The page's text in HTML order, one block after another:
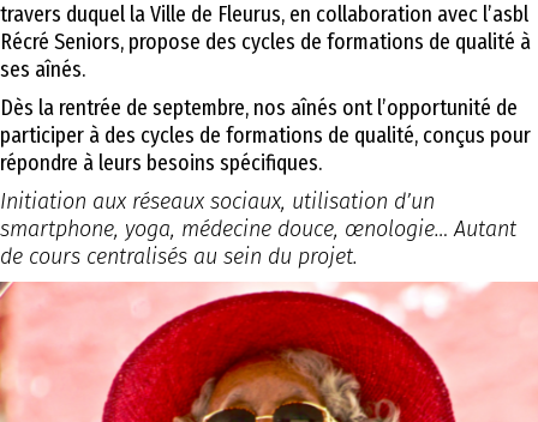
travers duquel la Ville de Fleurus, en collaboration avec l’asbl
Récré Seniors, propose des cycles de formations de qualité à
ses aînés.
Dès la rentrée de septembre, nos aînés ont l’opportunité de
participer à des cycles de formations de qualité, conçus pour
répondre à leurs besoins spécifiques.
Initiation aux réseaux sociaux, utilisation d’un
smartphone, yoga, médecine douce, œnologie… Autant
de cours centralisés au sein du projet.